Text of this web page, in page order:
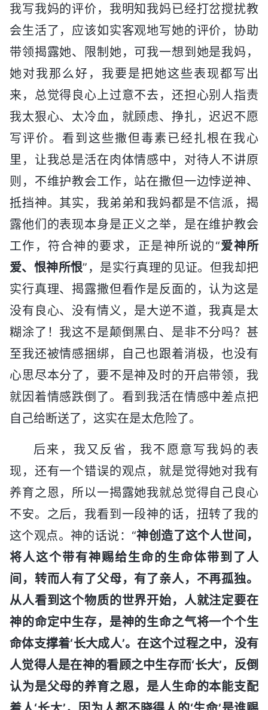
我写我妈的评价，我明知我妈已经打岔搅扰教
会生活了，应该如实客观地写她的评价，协助
带领揭露她、限制她，可我一想到她是我妈，
她对我那么好，我要是把她这些表现都写出
来，总觉得良心上过意不去，还担心别人指责
我太狠心、太冷血，就顾虑、挣扎，迟迟不愿
写评价。看到这些撒但毒素已经扎根在我心
里，让我总是活在肉体情感中，对待人不讲原
则，不维护教会工作，站在撒但一边悖逆神、
抵挡神。其实，我弟弟和我妈都是不信派，揭
露他们的表现本身是正义之举，是在维护教会
工作，符合神的要求，正是神所说的“爱神所
爱、恨神所恨”，是实行真理的见证。但我却把
实行真理、揭露撒但看作是反面的，认为这是
没有良心、没有情义，是大逆不道，我真是太
糊涂了！我这不是颠倒黑白、是非不分吗？甚
至我还被情感捆绑，自己也跟着消极，也没有
心思尽本分了，要不是神及时的开启带领，我
就因着情感跌倒了。看到我活在情感中差点把
自己给断送了，这实在是太危险了。
后来，我又反省，我不愿意写我妈的表
现，还有一个错误的观点，就是觉得她对我有
养育之恩，所以一揭露她我就总觉得自己良心
不安。之后，我看到一段神的话，扭转了我的
这个观点。神的话说：“神创造了这个人世间，
将人这个带有神赐给生命的生命体带到了人
间，转而人有了父母，有了亲人，不再孤独。
从人看到这个物质的世界开始，人就注定要在
神的命定中生存，是神的生命之气将一个个生
命体支撑着‘长大成人’。在这个过程之中，没有
人觉得人是在神的看顾之中生存而‘长大’，反倒
认为是父母的养育之恩，是人生命的本能支配